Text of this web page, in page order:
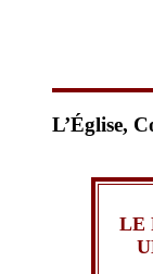
L’Église,
LE